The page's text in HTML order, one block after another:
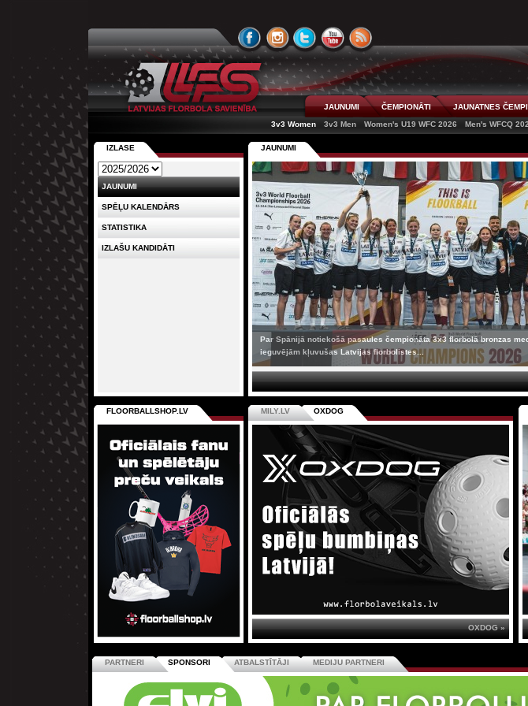
JAUNUMI ČEMPIONĀTI JAUNATNES
3v3 Women
3v3 Men Women's U19 WFC 2026 Men's WFCQ
JAUNUMI
Par Spānijā notiekošā pasaules čempionāta 3x3 florbolā bronzas
ieguvējām kļuvušas Latvijas florbolistes...
MILY.LV OXDOG
OXDOG »
IZLASE
JAUNUMI
SPĒĻU KALENDĀRS
STATISTIKA
IZLAŠU KANDIDĀTI
FLOORBALLSHOP.LV
PARTNERI SPONSORI ATBALSTĪTĀJI MEDIJU PARTNERI